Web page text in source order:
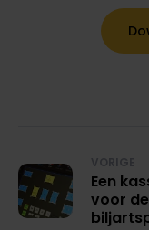
Een
voor de